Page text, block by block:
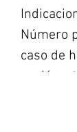
Número
caso de
opción,